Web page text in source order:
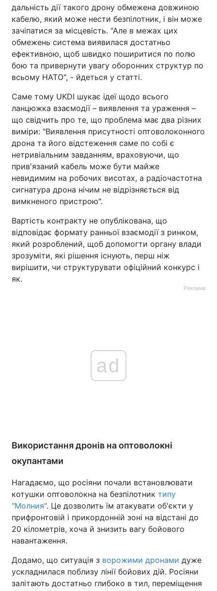
дальність дії такого дрону обмежена довжиною
кабелю, який може нести безпілотник, і він може
зачіпатися за місцевість. "Але в межах цих
обмежень система виявилася достатньо
ефективною, щоб швидко поширитися по полю
бою та привернути увагу оборонних структур по
всьому НАТО", - йдеться у статті.
Саме тому UKDI шукає ідеї щодо всього
ланцюжка взаємодії – виявлення та ураження –
що свідчить про те, що проблема має два різних
виміри: "Виявлення присутності оптоволоконного
дрона та його відстеження саме по собі є
нетривіальним завданням, враховуючи, що
прив'язаний кабель може бути майже
невидимим на робочих висотах, а радіочастотна
сигнатура дрона нічим не відрізняється від
вимкненого пристрою".
Вартість контракту не опублікована, що
відповідає формату ранньої взаємодії з ринком,
який розроблений, щоб допомогти органу влади
зрозуміти, які рішення існують, перш ніж
вирішити, чи структурувати офіційний конкурс і
як.
Реклама
ad
Використання дронів на оптоволокні
окупантами
Нагадаємо, що росіяни почали встановлювати
котушки оптоволокна на безпілотник типу
"Молния". Це дозволить їм атакувати об'єкти у
прифронтовій і прикордонній зоні на відстані до
20 кілометрів, хоча й знизить вагу бойового
навантаження.
Додамо, що ситуація з ворожими дронами дуже
ускладнилася поблизу лінії бойових дій. Росіяни
залітають достатньо глибоко в тил, переміщення